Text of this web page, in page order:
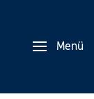
Menü